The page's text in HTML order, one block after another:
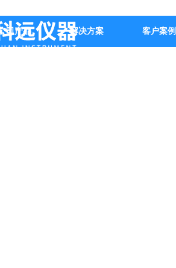
公司产品 解决方案 客户案例